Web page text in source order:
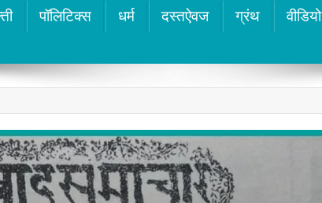
पॉलिटिक्स धर्म दस्तऐवज ग्रंथ वीडियो